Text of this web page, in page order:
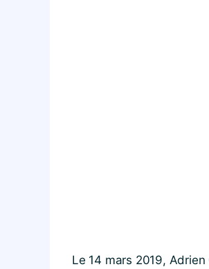
Le 14 mars 2019,